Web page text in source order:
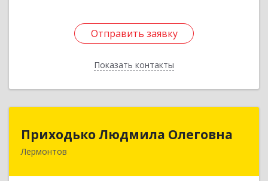
Отправить заявку
Показать контакты
Отправить заявку
Назад
Приходько Людмила Олеговна
Лермонтов
357341, Лермонтов г, П.Лумумбы ул, дом №